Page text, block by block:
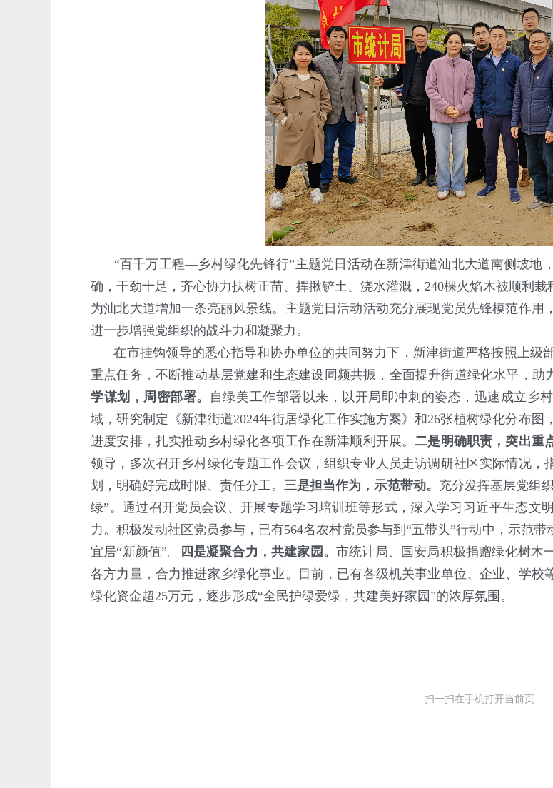
“百千万工程—乡村绿化先锋行”主题党日活动在新津街道汕北大道南侧坡地
确，干劲十足，齐心协力扶树正苗、挥揪铲土、浇水灌溉，240棵火焰木被顺利
为汕北大道增加一条亮丽风景线。主题党日活动活动充分展现党员先锋模范作用
进一步增强党组织的战斗力和凝聚力。
在市挂钩领导的悉心指导和协办单位的共同努力下，新津街道严格按照上级
重点任务，不断推动基层党建和生态建设同频共振，全面提升街道绿化水平，助
学谋划，周密部署。
自绿美工作部署以来，以开局即冲刺的姿态，迅速成立乡
域，研究制定《新津街道2024年街居绿化工作实施方案》和26张植树绿化分布
进度安排，扎实推动乡村绿化各项工作在新津顺利开展。二是明确职责，突出重
领导，多次召开乡村绿化专题工作会议，组织专业人员走访调研社区实际情况
划，明确好完成时限、责任分工。 三是担当作为，示范带动。 充分发挥基层党组
绿”。通过召开党员会议、开展专题学习培训班等形式，深入学习习近平生态文
力。积极发动社区党员参与，已有564名农村党员参与到“五带头”行动中，示范
宜居“新颜值”。
四是凝聚合力，共建家园。市统计局、国安局积极捐赠绿化树木
各方力量，合力推进家乡绿化事业。目前，已有各级机关事业单位、企业、学
绿化资金超25万元，逐步形成“全民护绿爱绿，共建美好家园”的浓厚氛围。
扫一扫在手机打开当前页